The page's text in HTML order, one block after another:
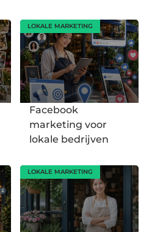
LOKALE MARKETING
Facebook
marketing voor
lokale bedrijven
LOKALE MARKETING